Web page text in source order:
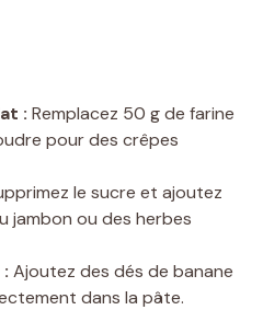
: Remplacez 50 g de farine
pour des crêpes
le sucre et ajoutez
jambon ou des herbes
Ajoutez des dés de banane
dans la pâte.